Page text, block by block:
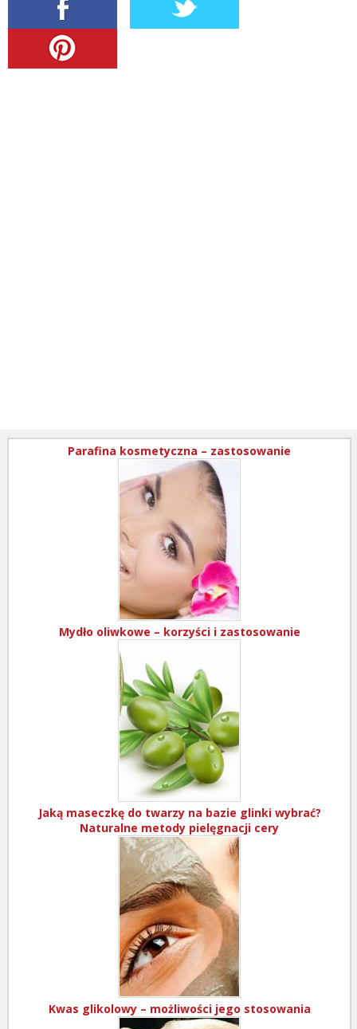
Parafina kosmetyczna – zastosowanie
Mydło oliwkowe – korzyści i zastosowanie
Jaką maseczkę do twarzy na bazie glinki wybrać?
Naturalne metody pielęgnacji cery
Kwas glikolowy – możliwości jego stosowania